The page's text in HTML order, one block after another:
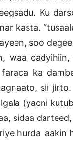
Ku
kasta.
soo
waa
ka
sii
(yacni
sidaa
hurda laakin